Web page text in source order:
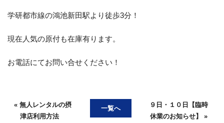
学研都市線の鴻池新田駅より徒歩3分！
現在人気の原付も在庫有ります。
お電話にてお問い合せください！
« 無人レンタルの摂
津店利用方法
一覧へ
９日・１０日【臨時
休業のお知らせ】 »
お客様の声
スタッフブログ
English Site
お問い合わせ